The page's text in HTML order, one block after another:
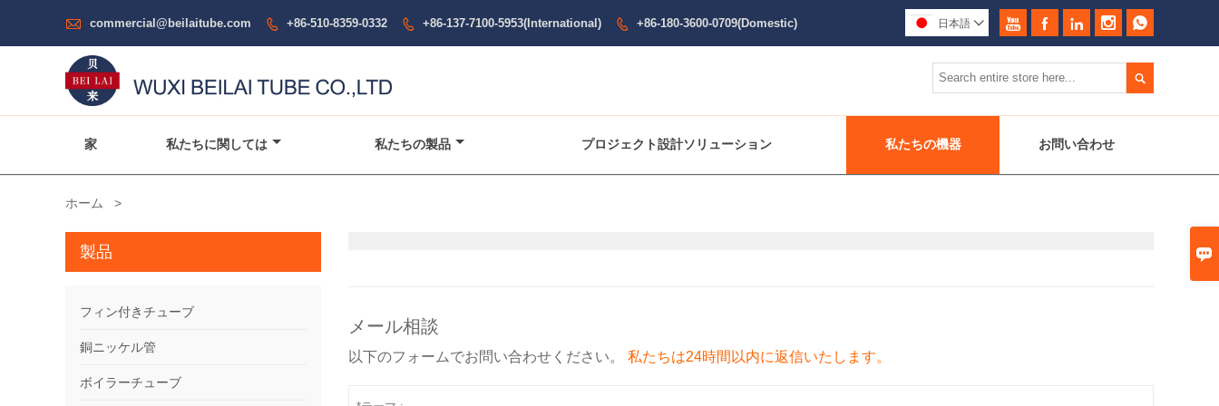

 commercial@beilaitube.com  +86-510-8359-0332  +86-137-7100-5953(International)  +86-180-3600-0709(Domestic)     
日本語 

家 私たちに関しては 私たちの製品 プロジェクト設計ソリューション 私たちの機器 お問い合わせ
ホーム >
メール相談
以下のフォームでお問い合わせください。 私たちは24時間以内に返信いたします。
製品
フィン付きチューブ
銅ニッケル管
ボイラーチューブ